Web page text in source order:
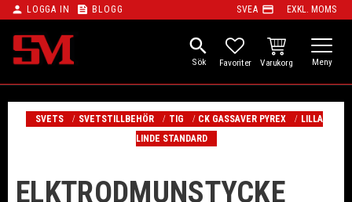
Meny
person LOGGA IN feed BLOGG SVEA payment EXKL. MOMS
search
FAVORITER
KUNDVAGN
SVETS SVETSTILLBEHÖR TIG CK GASSAVER PYREX
LILLA
LINDE STANDARD
ELKTRODMUNSTYCKE